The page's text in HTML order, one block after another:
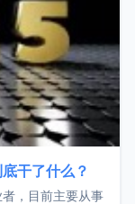
干了什么？
，目前主要从事